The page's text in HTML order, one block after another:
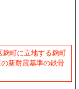
麹町に立地する麹町
新耐震基準の鉄骨